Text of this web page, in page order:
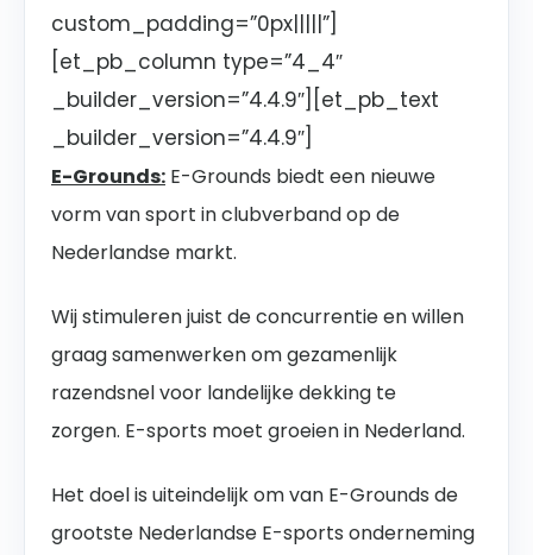
custom_padding=”0px|||||”]
[et_pb_column type=”4_4″
_builder_version=”4.4.9″][et_pb_text
_builder_version=”4.4.9″]
E-Grounds: E-Grounds biedt een nieuwe
vorm van sport in clubverband op de
Nederlandse markt.
Wij stimuleren juist de concurrentie en willen
graag samenwerken om gezamenlijk
razendsnel voor landelijke dekking te
zorgen. E-sports moet groeien in Nederland.
Het doel is uiteindelijk om van E-Grounds de
grootste Nederlandse E-sports onderneming